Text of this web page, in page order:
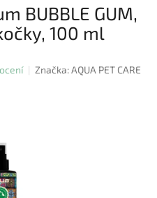
BUBBLE GUM,
100 ml
Značka:AQUA PET CARE